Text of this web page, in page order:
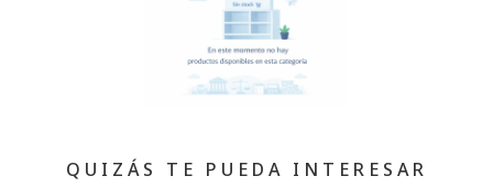
QUIZÁS TE PUEDA INTERESAR